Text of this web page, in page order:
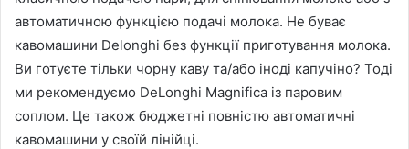
автоматичною функцією подачі молока. Не буває
кавомашини Delonghi без функції приготування молока.
Ви готуєте тільки чорну каву та/або іноді капучіно? Тоді
ми рекомендуємо DeLonghi Magnifica із паровим
соплом. Це також бюджетні повністю автоматичні
кавомашини у своїй лінійці.